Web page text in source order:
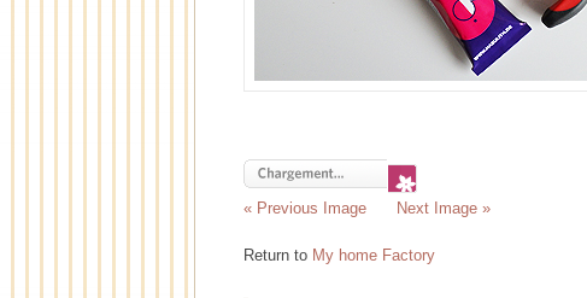
« Previous Image Next Image »
Return to My home Factory